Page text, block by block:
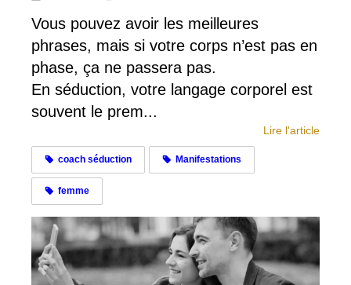
Vous pouvez avoir les meilleures
phrases, mais si votre corps n’est pas en
phase, ça ne passera pas.
En séduction, votre langage corporel est
souvent le prem...
Lire l'article
coach séduction Manifestations
femme